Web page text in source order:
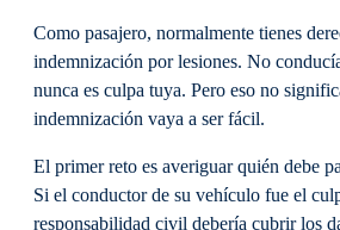
Como pasajero, normalmente tienes
indemnización por lesiones. No
nunca es culpa tuya. Pero eso no
indemnización vaya a ser fácil.
El primer reto es averiguar quién debe
Si el conductor de su vehículo fue el
responsabilidad civil debería cubrir los